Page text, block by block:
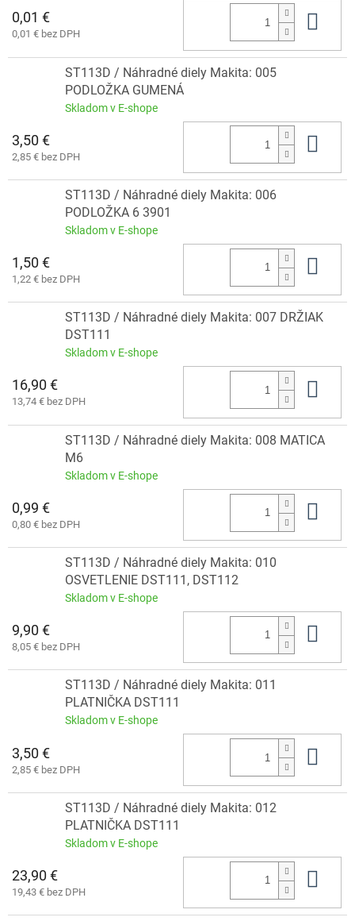
0,01 €
0,01 € bez DPH
ST113D / Náhradné diely Makita: 005
PODLOŽKA GUMENÁ
Skladom v E-shope
3,50 €
2,85 € bez DPH
ST113D / Náhradné diely Makita: 006
PODLOŽKA 6 3901
Skladom v E-shope
1,50 €
1,22 € bez DPH
ST113D / Náhradné diely Makita: 007 DRŽIAK
DST111
Skladom v E-shope
16,90 €
13,74 € bez DPH
ST113D / Náhradné diely Makita: 008 MATICA
M6
Skladom v E-shope
0,99 €
0,80 € bez DPH
ST113D / Náhradné diely Makita: 010
OSVETLENIE DST111, DST112
Skladom v E-shope
9,90 €
8,05 € bez DPH
ST113D / Náhradné diely Makita: 011
PLATNIČKA DST111
Skladom v E-shope
3,50 €
2,85 € bez DPH
ST113D / Náhradné diely Makita: 012
PLATNIČKA DST111
Skladom v E-shope
23,90 €
19,43 € bez DPH